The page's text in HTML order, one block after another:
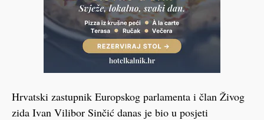
Hrvatski zastupnik Europskog parlamenta i član Živog
zida Ivan Vilibor Sinčić danas je bio u posjeti